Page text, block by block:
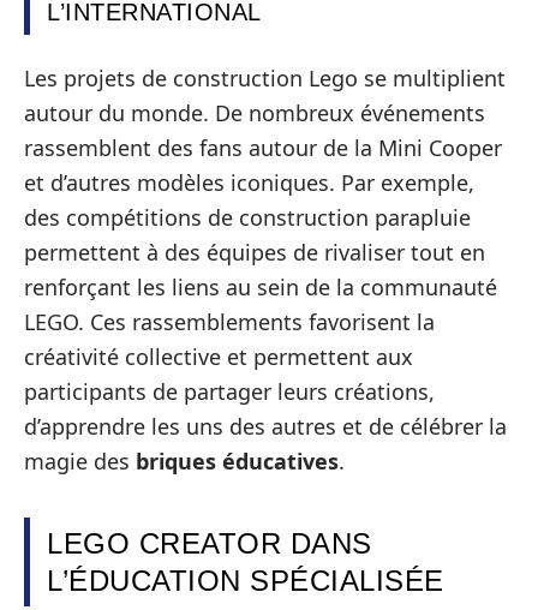
L’INTERNATIONAL
Les projets de construction Lego se multiplient
autour du monde. De nombreux événements
rassemblent des fans autour de la Mini Cooper
et d’autres modèles iconiques. Par exemple,
des compétitions de construction parapluie
permettent à des équipes de rivaliser tout en
renforçant les liens au sein de la communauté
LEGO. Ces rassemblements favorisent la
créativité collective et permettent aux
participants de partager leurs créations,
d’apprendre les uns des autres et de célébrer la
magie des briques éducatives.
LEGO CREATOR DANS
L’ÉDUCATION SPÉCIALISÉE